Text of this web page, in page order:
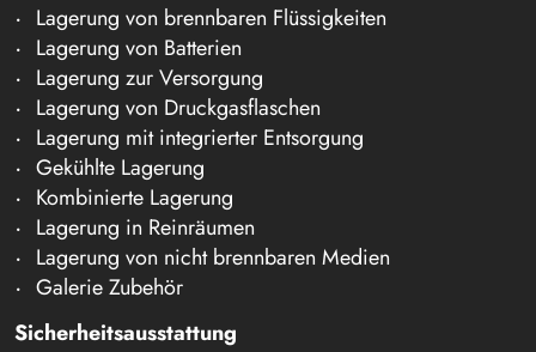
Lagerung von brennbaren Flüssigkeiten
Lagerung von Batterien
Lagerung zur Versorgung
Lagerung von Druckgasflaschen
Lagerung mit integrierter Entsorgung
Gekühlte Lagerung
Kombinierte Lagerung
Lagerung in Reinräumen
Lagerung von nicht brennbaren Medien
Galerie Zubehör
Sicherheitsausstattung